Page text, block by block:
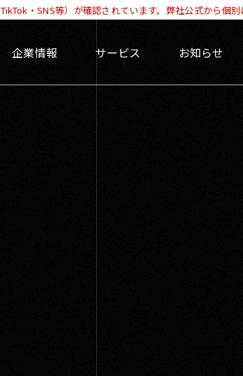
・SNS等）が確認されています。弊社公式から個
企業情報 サービス お知らせ